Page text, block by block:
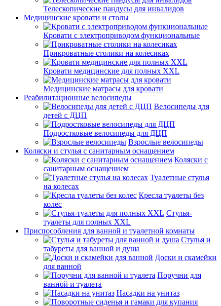
Телескопические пандусы для инвалидов
Медицинские кровати и столы
Кровати с электроприводом функциональные
Прикроватные столики на колесиках
Кровати медицинские для полных XXL
Медицинские матрасы для кровати
Реабилитационные велосипеды
Велосипеды для
детей с ДЦП
Подростковые велосипеды для ДЦП
Взрослые велосипеды
Коляски и стулья с санитарным оснащением
Коляски с
санитарным оснащением
Туалетные стулья
на колесах
Кресла туалеты без
колес
Стулья-
туалеты для полных XXL
Приспособления для ванной и туалетной комнаты
Стулья и
табуреты для ванной и душа
Доски и скамейки
для ванной
Поручни для
ванной и туалета
Насадки на унитаз